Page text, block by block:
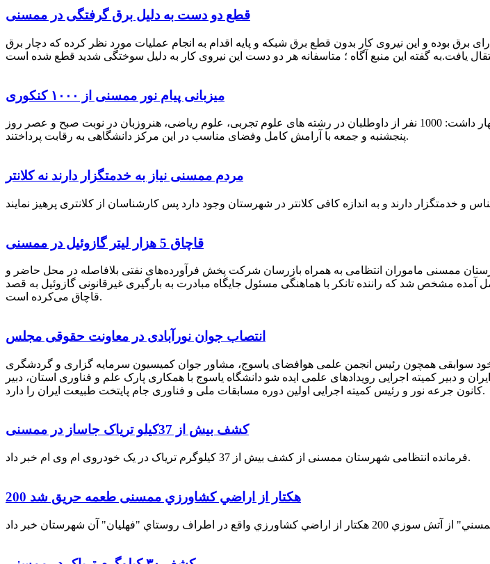
قطع دو دست به دلیل برق گرفتگی در ممسنی
برق بوده و این نیروی کار بدون قطع برق شبکه و پایه اقدام به انجام عملیات مورد نظر کرده که دچار برق
میزبانی پیام نور ممسنی از ۱۰۰۰ کنکوری
شهرام رحمانی سرپرست دانشگاه پیام نور ممسنی در خصوص برگزاری کنکور سراسری اظهار داشت: 1000 نفر از داوطلبان در رشته های علوم تجربی، علوم ریاضی، هنروزبان در نوبت صبح و عصر روز
پنجشنبه و جمعه با آرامش کامل وفضای مناسب در این مرکز دانشگاهی به رقابت پرداختند.
مردم ممسنی نیاز به خدمتگزار دارند نه کلانتر
قاچاق 5 هزار لیتر گازوئیل در ممسنی
ممسنی ماموران انتظامی به همراه بازرسان شرکت پخش فرآورده‌های نفتی بلافاصله در محل حاضر و
به عمل آمده مشخص شد که راننده تانکر با هماهنگی مسئول جایگاه مبادرت به بارگیری غیرقانونی گازوئیل به قصد
قاچاق می‌کرده است.
انتصاب جوان نورآبادی در معاونت حقوقی مجلس
سوابقی همچون رئیس انجمن علمی هوافضای یاسوج، مشاور جوان کمیسیون سرمایه گزاری و گردشگری
دبیر کمیته اجرایی رویدادهای علمی ایده شو دانشگاه یاسوج با همکاری پارک علم و فناوری استان، دبیر
کانون جرعه نور و رئیس کمیته اجرایی اولین دوره مسابقات ملی و فناوری جام پایتخت طبیعت ایران را دارد.
کشف بیش از 37کیلو تریاک جاساز در ممسنی
فرمانده انتظامی شهرستان ممسنی از کشف بیش از 37 کیلوگرم تریاک در یک خودروی ام وی ام خبر داد.
200 هكتار از اراضي كشاورزي ممسنی طعمه حریق شد